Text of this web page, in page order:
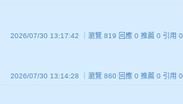
2026/07/30 13:17:42 ｜瀏覽 819 回應 0 推薦 0 引用 0
2026/07/30 13:14:28 ｜瀏覽 860 回應 0 推薦 0 引用 0